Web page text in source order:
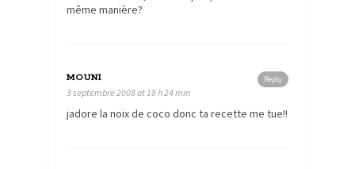
même manière?
Reply
MOUNI
3 septembre 2008 at 18 h 24 min
jadore la noix de coco donc ta recette me tue!!